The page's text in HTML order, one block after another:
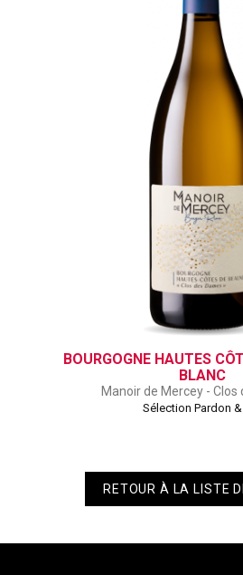
BOURGOGNE HAUTES
BLANC
Manoir de Mercey - Clos
Sélection Pardon
RETOUR À LA LISTE